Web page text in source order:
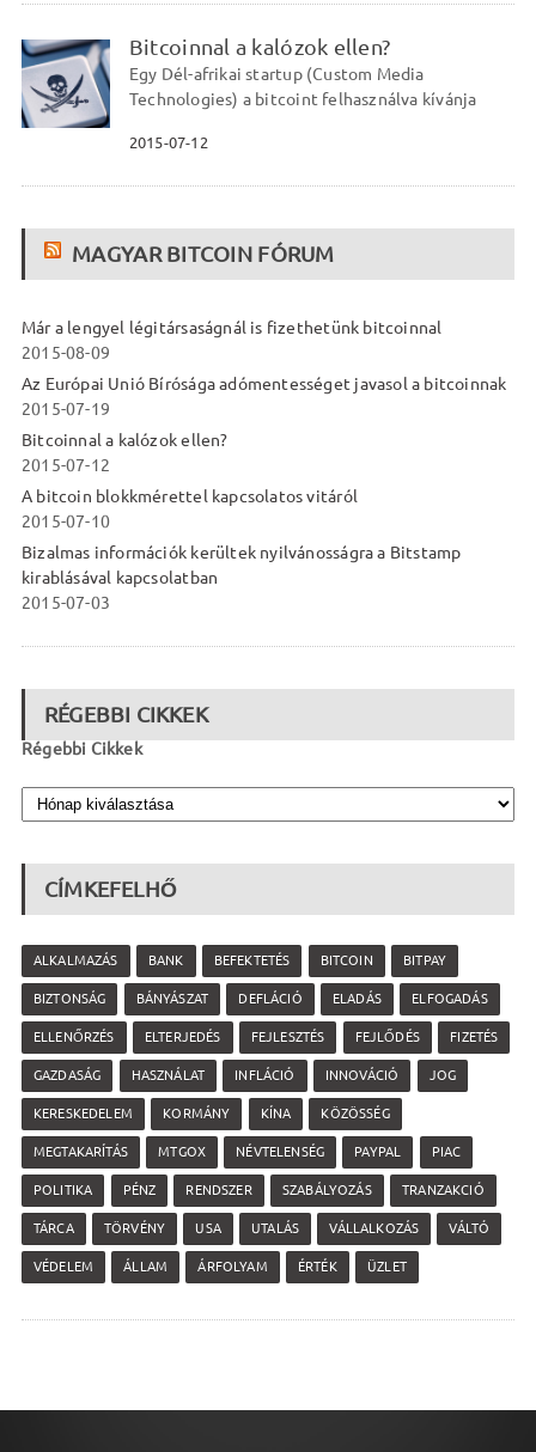
Bitcoinnal a kalózok ellen?
Egy Dél-afrikai startup (Custom Media
Technologies) a bitcoint felhasználva kívánja
2015-07-12
MAGYAR BITCOIN FÓRUM
Már a lengyel légitársaságnál is fizethetünk bitcoinnal
2015-08-09
Az Európai Unió Bírósága adómentességet javasol a bitcoinnak
2015-07-19
Bitcoinnal a kalózok ellen?
2015-07-12
A bitcoin blokkmérettel kapcsolatos vitáról
2015-07-10
Bizalmas információk kerültek nyilvánosságra a Bitstamp
kirablásával kapcsolatban
2015-07-03
RÉGEBBI CIKKEK
Régebbi Cikkek
CÍMKEFELHŐ
ALKALMAZÁS BANK BEFEKTETÉS BITCOIN BITPAY
BIZTONSÁG BÁNYÁSZAT DEFLÁCIÓ ELADÁS ELFOGADÁS
ELLENŐRZÉS ELTERJEDÉS FEJLESZTÉS FEJLŐDÉS FIZETÉS
GAZDASÁG HASZNÁLAT INFLÁCIÓ INNOVÁCIÓ JOG
KERESKEDELEM KORMÁNY KÍNA KÖZÖSSÉG
MEGTAKARÍTÁS MTGOX NÉVTELENSÉG PAYPAL PIAC
POLITIKA PÉNZ RENDSZER SZABÁLYOZÁS TRANZAKCIÓ
TÁRCA TÖRVÉNY USA UTALÁS VÁLLALKOZÁS VÁLTÓ
VÉDELEM ÁLLAM ÁRFOLYAM ÉRTÉK ÜZLET